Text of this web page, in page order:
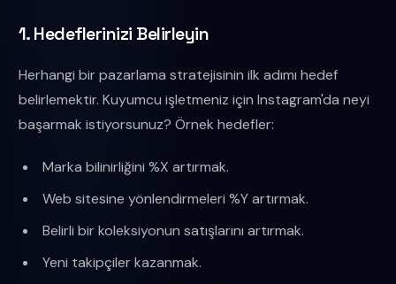
1. Hedeflerinizi Belirleyin
Herhangi bir pazarlama stratejisinin ilk adımı hedef
belirlemektir. Kuyumcu işletmeniz için Instagram'da neyi
başarmak istiyorsunuz? Örnek hedefler:
Marka bilinirliğini %X artırmak.
Web sitesine yönlendirmeleri %Y artırmak.
Belirli bir koleksiyonun satışlarını artırmak.
Yeni takipçiler kazanmak.